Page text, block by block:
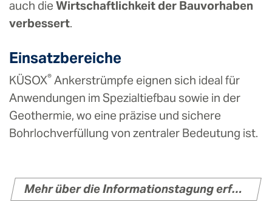
auch die Wirtschaftlichkeit der Bauvorhaben
verbessert.
Einsatzbereiche
KÜSOX® Ankerstrümpfe eignen sich ideal für
Anwendungen im Spezialtiefbau sowie in der
Geothermie, wo eine präzise und sichere
Bohrlochverfüllung von zentraler Bedeutung ist.
Mehr über die Informationstagung erfahren